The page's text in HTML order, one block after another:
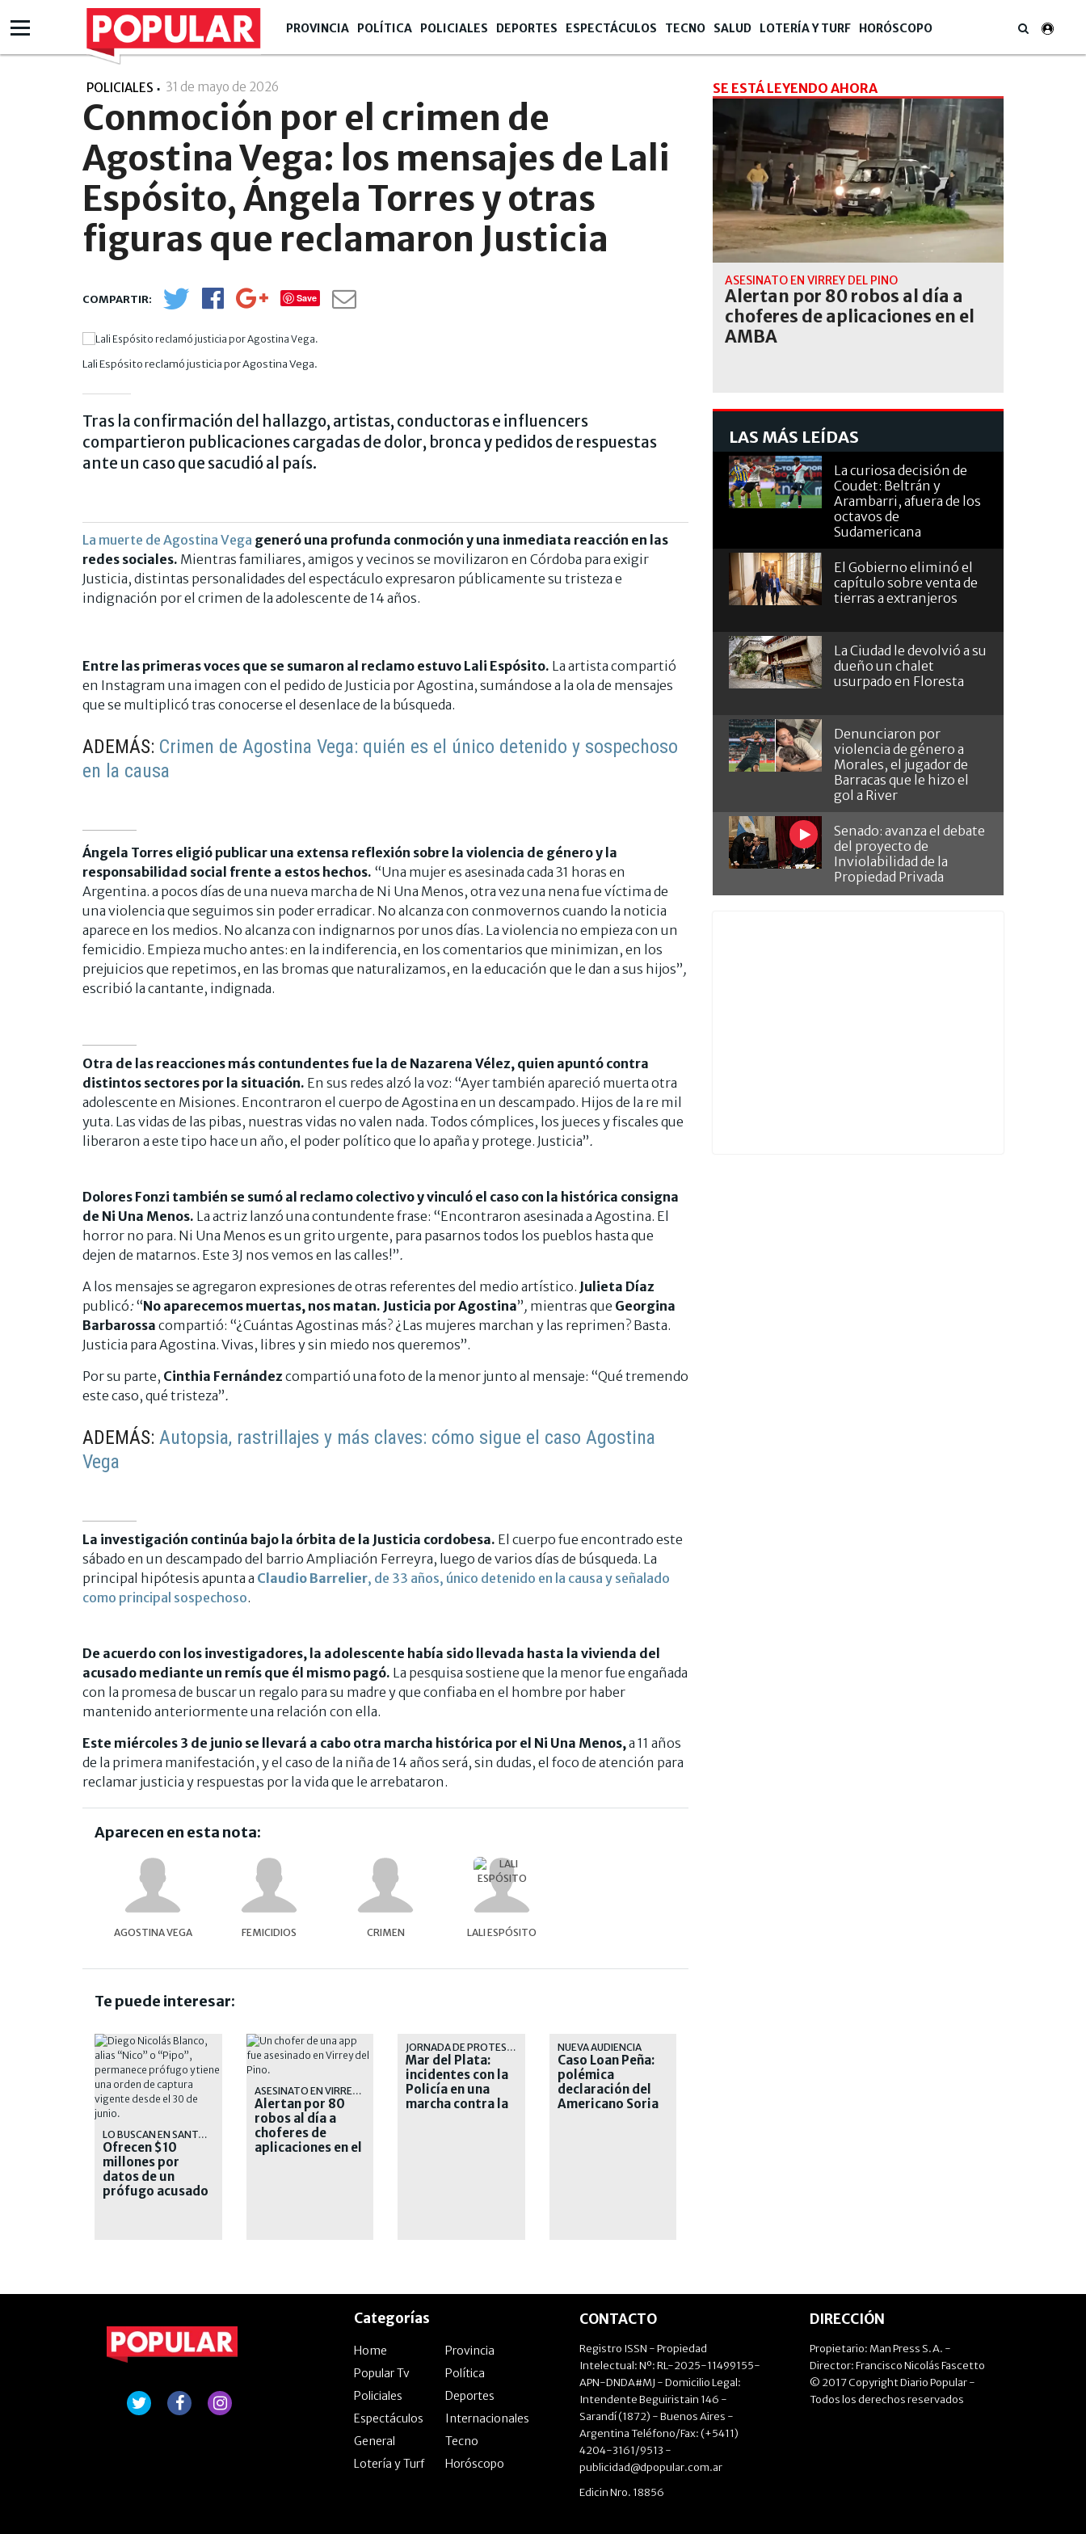
PROVINCIA POLÍTICA POLICIALES DEPORTES ESPECTÁCULOS TECNO SALUD LOTERÍA Y TURF HORÓSCOPO
POLICIALES 31 de mayo de 2026
Conmoción por el crimen de
Agostina Vega: los mensajes de Lali
Espósito, Ángela Torres y otras
figuras que reclamaron Justicia
Save
Lali Espósito reclamó justicia por Agostina Vega.
Tras la confirmación del hallazgo, artistas, conductoras e influencers
compartieron publicaciones cargadas de dolor, bronca y pedidos de respuestas
ante un caso que sacudió al país.
La muerte de Agostina Vega generó una profunda conmoción y una inmediata reacción en las
redes sociales. Mientras familiares, amigos y vecinos se movilizaron en Córdoba para exigir
Justicia, distintas personalidades del espectáculo expresaron públicamente su tristeza e
indignación por el crimen de la adolescente de 14 años.
Entre las primeras voces que se sumaron al reclamo estuvo Lali Espósito. La artista compartió
en Instagram una imagen con el pedido de Justicia por Agostina, sumándose a la ola de mensajes
que se multiplicó tras conocerse el desenlace de la búsqueda.
ADEMÁS: Crimen de Agostina Vega: quién es el único detenido y sospechoso
en la causa
Ángela Torres eligió publicar una extensa reflexión sobre la violencia de género y la
responsabilidad social frente a estos hechos. “Una mujer es asesinada cada 31 horas en
Argentina. a pocos días de una nueva marcha de Ni Una Menos, otra vez una nena fue víctima de
una violencia que seguimos sin poder erradicar. No alcanza con conmovernos cuando la noticia
aparece en los medios. No alcanza con indignarnos por unos días. La violencia no empieza con un
femicidio. Empieza mucho antes: en la indiferencia, en los comentarios que minimizan, en los
prejuicios que repetimos, en las bromas que naturalizamos, en la educación que le dan a sus hijos”,
escribió la cantante, indignada.
Otra de las reacciones más contundentes fue la de Nazarena Vélez, quien apuntó contra
distintos sectores por la situación. En sus redes alzó la voz: “Ayer también apareció muerta otra
adolescente en Misiones. Encontraron el cuerpo de Agostina en un descampado. Hijos de la re mil
yuta. Las vidas de las pibas, nuestras vidas no valen nada. Todos cómplices, los jueces y fiscales que
liberaron a este tipo hace un año, el poder político que lo apaña y protege. Justicia”.
Dolores Fonzi también se sumó al reclamo colectivo y vinculó el caso con la histórica consigna
de Ni Una Menos. La actriz lanzó una contundente frase: “Encontraron asesinada a Agostina. El
horror no para. Ni Una Menos es un grito urgente, para pasarnos todos los pueblos hasta que
dejen de matarnos. Este 3J nos vemos en las calles!”.
A los mensajes se agregaron expresiones de otras referentes del medio artístico. Julieta Díaz
publicó: “No aparecemos muertas, nos matan. Justicia por Agostina”, mientras que Georgina
Barbarossa compartió: “¿Cuántas Agostinas más? ¿Las mujeres marchan y las reprimen? Basta.
Justicia para Agostina. Vivas, libres y sin miedo nos queremos”.
Por su parte, Cinthia Fernándezcompartió una foto de la menor junto al mensaje: “Qué tremendo
este caso, qué tristeza”.
ADEMÁS: Autopsia, rastrillajes y más claves: cómo sigue el caso Agostina
Vega
La investigación continúa bajo la órbita de la Justicia cordobesa. El cuerpo fue encontrado este
sábado en un descampado del barrio Ampliación Ferreyra, luego de varios días de búsqueda. La
principal hipótesis apunta a Claudio Barrelier, de 33 años, único detenido en la causa y señalado
como principal sospechoso.
De acuerdo con los investigadores, la adolescente había sido llevada hasta la vivienda del
acusado mediante un remís que él mismo pagó. La pesquisa sostiene que la menor fue engañada
con la promesa de buscar un regalo para su madre y que confiaba en el hombre por haber
mantenido anteriormente una relación con ella.
Este miércoles 3 de junio se llevará a cabo otra marcha histórica por el Ni Una Menos, a 11 años
de la primera manifestación, y el caso de la niña de 14 años será, sin dudas, el foco de atención para
reclamar justicia y respuestas por la vida que le arrebataron.
Aparecen en esta nota:
AGOSTINA VEGA FEMICIDIOS CRIMEN LALI ESPÓSITO
Te puede interesar:
LO BUSCAN EN SANTA FE
Ofrecen $10
millones por
datos de un
prófugo acusado
ASESINATO EN VIRREY DEL PINO
Alertan por 80
robos al día a
choferes de
aplicaciones en el
JORNADA DE PROTESTA
Mar del Plata:
incidentes con la
Policía en una
marcha contra la
NUEVA AUDIENCIA
Caso Loan Peña:
polémica
declaración del
Americano Soria
SE ESTÁ LEYENDO AHORA
ASESINATO EN VIRREY DEL PINO
Alertan por 80 robos al día a
choferes de aplicaciones en el
AMBA
LAS MÁS LEÍDAS
La curiosa decisión de
Coudet: Beltrán y
Arambarri, afuera de los
octavos de
Sudamericana
El Gobierno eliminó el
capítulo sobre venta de
tierras a extranjeros
La Ciudad le devolvió a su
dueño un chalet
usurpado en Floresta
Denunciaron por
violencia de género a
Morales, el jugador de
Barracas que le hizo el
gol a River
Senado: avanza el debate
del proyecto de
Inviolabilidad de la
Propiedad Privada
Categorías
Home
Provincia
Popular Tv
Política
Policiales
Deportes
Espectáculos
Internacionales
General
Tecno
Lotería y Turf
Horóscopo
CONTACTO
Registro ISSN - Propiedad
Intelectual: Nº: RL-2025-11499155-
APN-DNDA#MJ - Domicilio Legal:
Intendente Beguiristain 146 -
Sarandí (1872) - Buenos Aires -
Argentina Teléfono/Fax: (+5411)
4204-3161/9513 -
publicidad@dpopular.com.ar
Edicin Nro. 18856
DIRECCIÓN
Propietario: Man Press S.A. -
Director: Francisco Nicolás Fascetto
© 2017 Copyright Diario Popular -
Todos los derechos reservados